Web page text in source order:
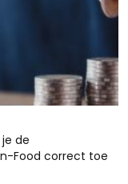
de
Food correct toe